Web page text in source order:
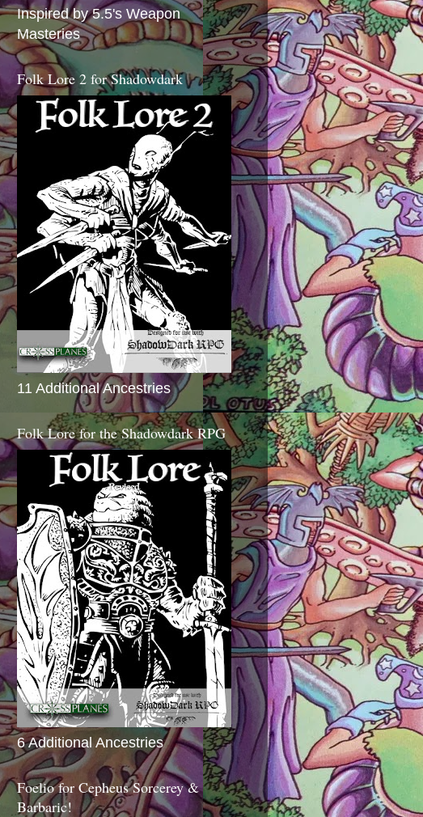
Inspired by 5.5's Weapon
Masteries
Folk Lore 2 for Shadowdark
11 Additional Ancestries
Folk Lore for the Shadowdark RPG
6 Additional Ancestries
Foelio for Cepheus Sorcerey &
Barbaric!